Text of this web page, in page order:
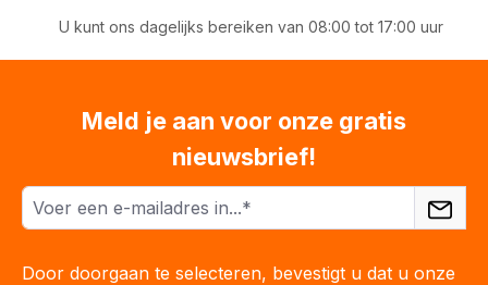
U kunt ons dagelijks bereiken van 08:00 tot 17:00 uur
Meld je aan voor onze gratis
nieuwsbrief!
Door doorgaan te selecteren, bevestigt u dat u onze